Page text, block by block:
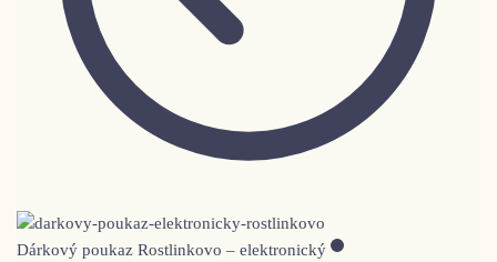
Dárkový poukaz Rostlinkovo – elektronický